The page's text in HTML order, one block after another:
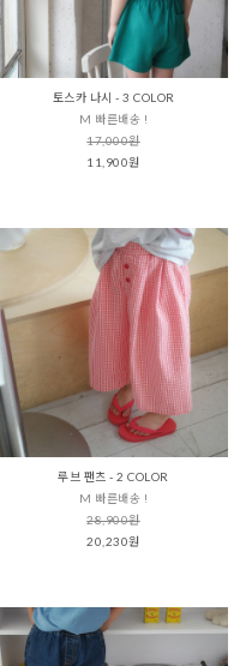
토스카 나시 - 3 COLOR
M 빠른배송 !
17,000원
11,900원
루브 팬츠 - 2 COLOR
M 빠른배송 !
28,900원
20,230원